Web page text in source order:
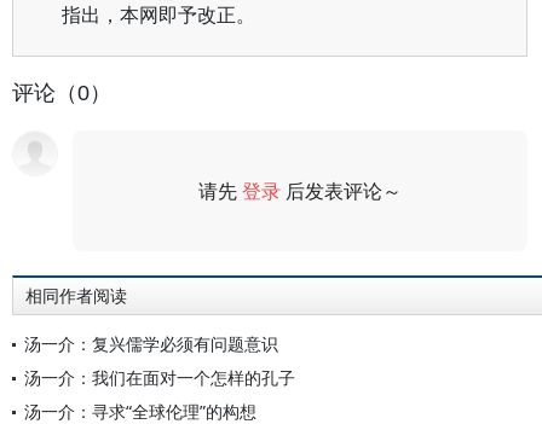
指出，本网即予改正。
评论（0）
请先登录 后发表评论～
相同作者阅读
汤一介：复兴儒学必须有问题意识
汤一介：我们在面对一个怎样的孔子
汤一介：寻求“全球伦理”的构想